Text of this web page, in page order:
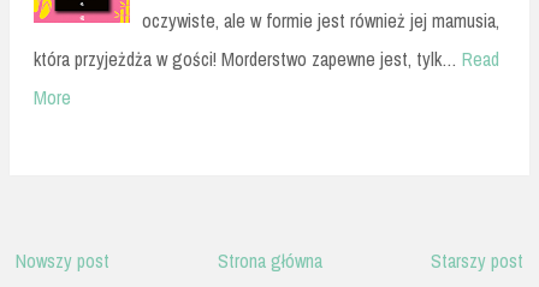
oczywiste, ale w formie jest również jej mamusia,
która przyjeżdża w gości! Morderstwo zapewne jest, tylk… Read
More
Nowszy post Starszy post
Strona główna